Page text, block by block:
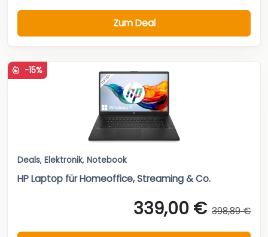
Zum Deal
-15%
Deals, Elektronik, Notebook
HP Laptop für Homeoffice, Streaming & Co.
339,00 € 398,89 €